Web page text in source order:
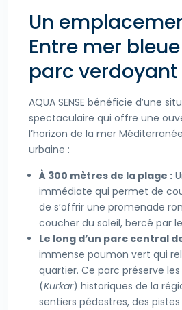
Un
Entre mer
parc verdoyant
AQUA SENSE bénéficie d’une
spectaculaire qui offre une
l’horizon de la mer
urbaine :
À 300 mètres de la plage :
immédiate qui permet de
de s’offrir une promenade
coucher du soleil, bercé par
Le long d’un parc central
immense poumon vert qui
quartier. Ce parc préserve
(Kurkar) historiques de la
sentiers pédestres, des